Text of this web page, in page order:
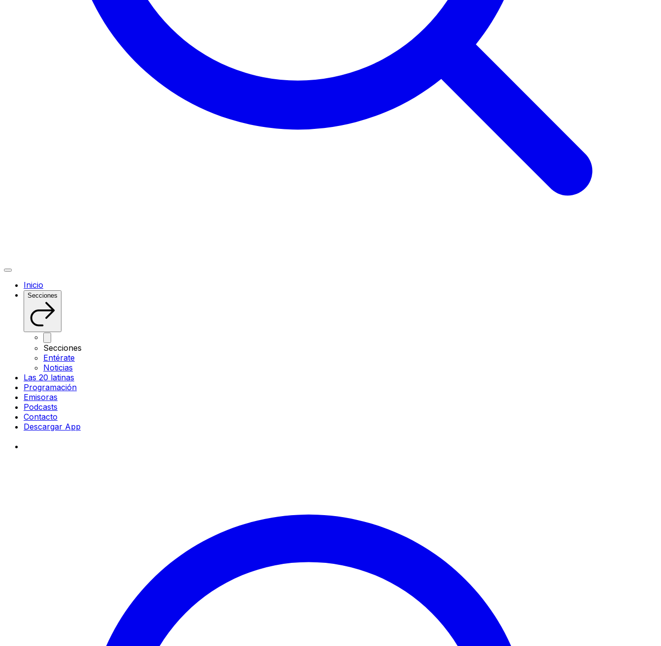
Inicio
Secciones
Secciones
Entérate
Noticias
Las 20 latinas
Programación
Emisoras
Podcasts
Contacto
Descargar App